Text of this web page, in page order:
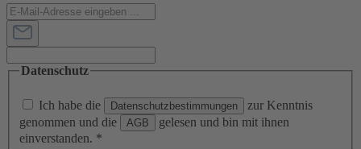
Datenschutz
Ich habe die Datenschutzbestimmungen
zur Kenntnis
genommen und die
AGB
gelesen und bin mit ihnen
einverstanden. *